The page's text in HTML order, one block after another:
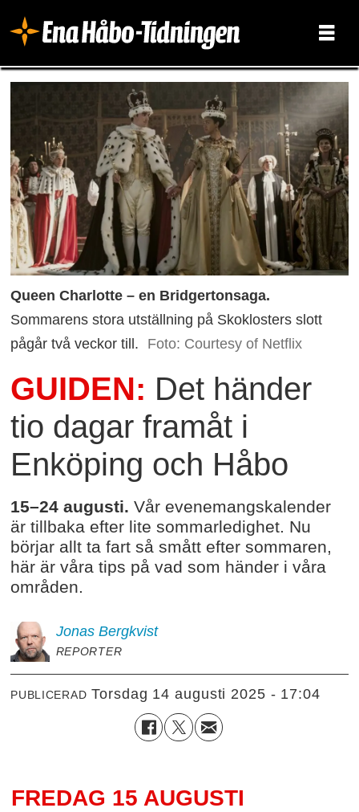
Queen Charlotte – en Bridgertonsaga.
Sommarens stora utställning på Skoklosters slott
pågår två veckor till.
Foto: Courtesy of Netflix
GUIDEN: Det händer
tio dagar framåt i
Enköping och Håbo
15–24 augusti. Vår evenemangskalender
är tillbaka efter lite sommarledighet. Nu
börjar allt ta fart så smått efter sommaren,
här är våra tips på vad som händer i våra
områden.
Jonas Bergkvist
REPORTER
PUBLICERAD torsdag 14 augusti 2025 - 17:04
FREDAG 15 AUGUSTI